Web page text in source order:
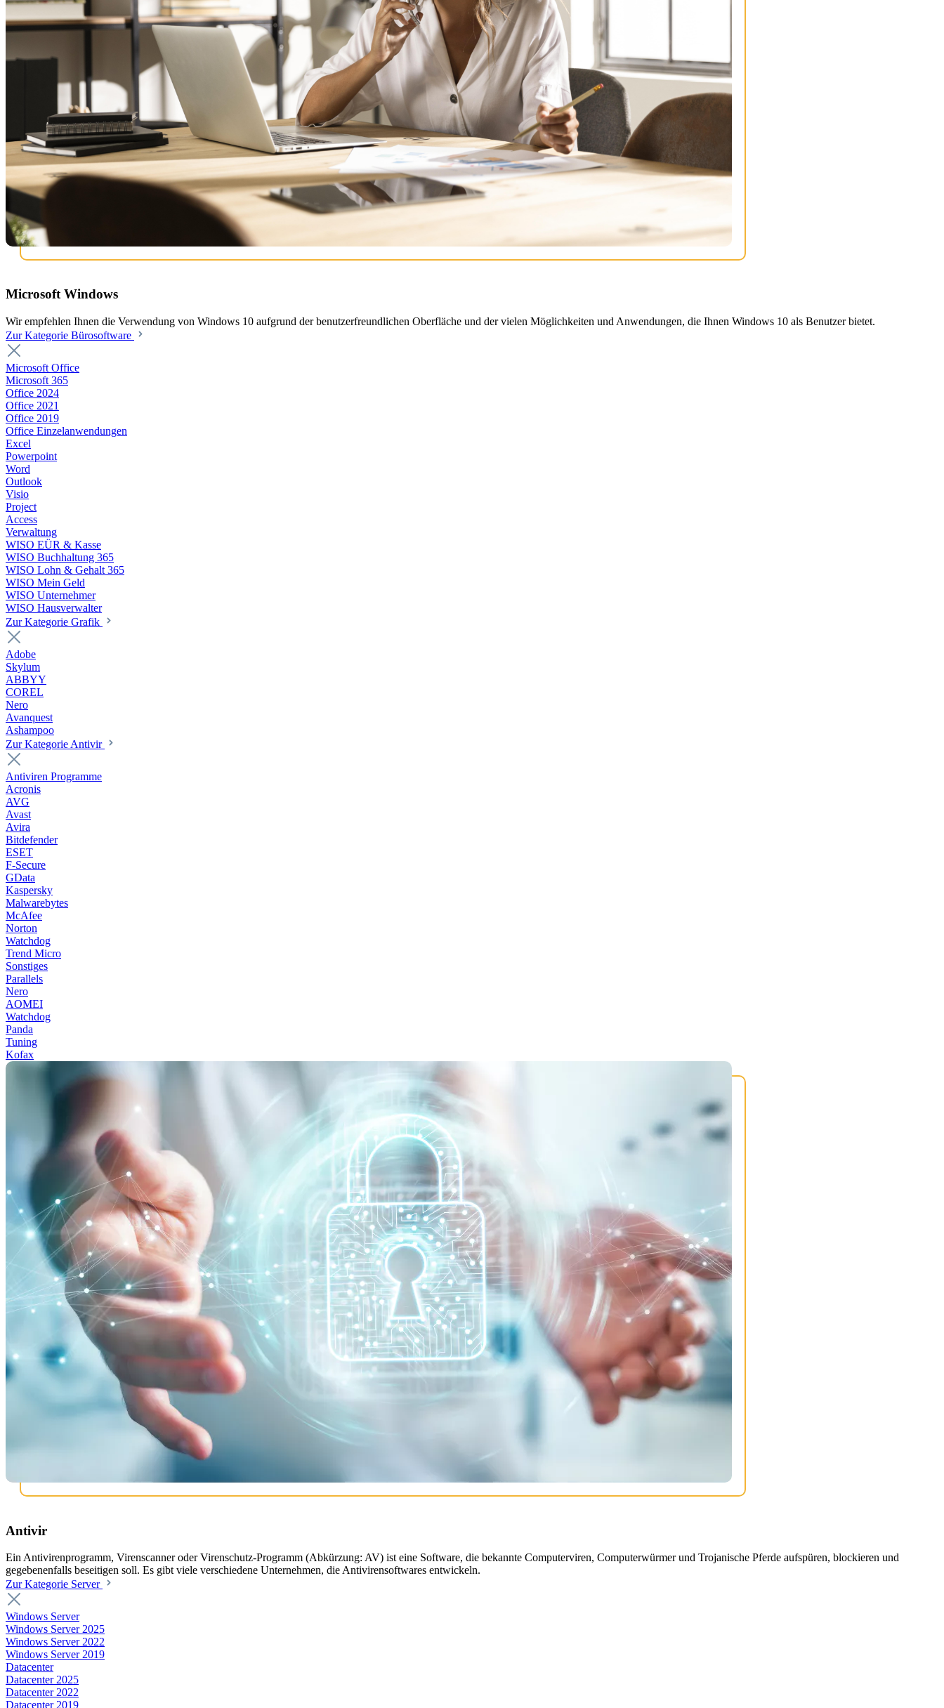
Microsoft Windows
Wir empfehlen Ihnen die Verwendung von Windows 10 aufgrund der benutzerfreundlichen Oberfläche und der vielen Möglichkeiten und Anwendungen, die Ihnen Windows 10 als Benutzer bietet.
Zur Kategorie Bürosoftware
Microsoft Office
Microsoft 365
Office 2024
Office 2021
Office 2019
Office Einzelanwendungen
Excel
Powerpoint
Word
Outlook
Visio
Project
Access
Verwaltung
WISO EÜR & Kasse
WISO Buchhaltung 365
WISO Lohn & Gehalt 365
WISO Mein Geld
WISO Unternehmer
WISO Hausverwalter
Zur Kategorie Grafik
Adobe
Skylum
ABBYY
COREL
Nero
Avanquest
Ashampoo
Zur Kategorie Antivir
Antiviren Programme
Acronis
AVG
Avast
Avira
Bitdefender
ESET
F-Secure
GData
Kaspersky
Malwarebytes
McAfee
Norton
Watchdog
Trend Micro
Sonstiges
Parallels
Nero
AOMEI
Watchdog
Panda
Tuning
Kofax
Antivir
Ein Antivirenprogramm, Virenscanner oder Virenschutz-Programm (Abkürzung: AV) ist eine Software, die bekannte Computerviren, Computerwürmer und Trojanische Pferde aufspüren, blockieren und
gegebenenfalls beseitigen soll. Es gibt viele verschiedene Unternehmen, die Antivirensoftwares entwickeln.
Zur Kategorie Server
Windows Server
Windows Server 2025
Windows Server 2022
Windows Server 2019
Datacenter
Datacenter 2025
Datacenter 2022
Datacenter 2019